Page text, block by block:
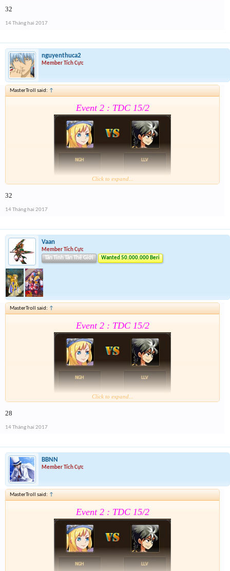
Chung kết r ráng quẫy đi ae phần thưởng xôm hơn
32
14 Tháng hai 2017
nguyenthuca2
Member Tích Cực
MasterTroll said: ↑
Event 2 : TDC 15/2
Chung kết r ráng quẫy đi ae phần thưởng xôm hơn
Click to expand...
32
14 Tháng hai 2017
Vaan
Member Tích Cực
Tân Tinh Tân Thế Giới
Wanted 50.000.000 Beri
MasterTroll said: ↑
Event 2 : TDC 15/2
Chung kết r ráng quẫy đi ae phần thưởng xôm hơn
Click to expand...
28
14 Tháng hai 2017
BBNN
Member Tích Cực
MasterTroll said: ↑
Event 2 : TDC 15/2